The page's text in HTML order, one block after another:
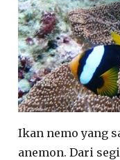
Ikan nemo yang
anemon. Dari